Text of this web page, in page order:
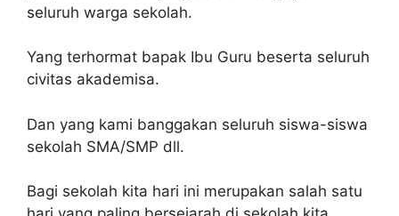
seluruh warga sekolah.
Yang terhormat bapak Ibu Guru beserta seluruh
civitas akademisa.
Dan yang kami banggakan seluruh siswa-siswa
sekolah SMA/SMP dll.
Bagi sekolah kita hari ini merupakan salah satu